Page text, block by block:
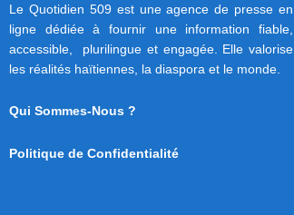
Le Quotidien 509 est une agence de presse en
ligne dédiée à fournir une information fiable,
accessible, plurilingue et engagée. Elle valorise
les réalités haïtiennes, la diaspora et le monde.
Qui Sommes-Nous ?
Politique de Confidentialité